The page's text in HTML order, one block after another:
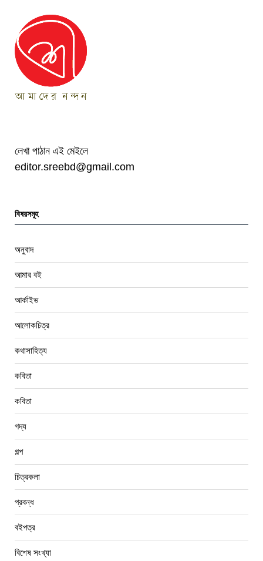
লেখা পাঠান এই মেইলে
editor.sreebd@gmail.com
বিষয়সমূহ
অনুবাদ
আমার বই
আর্কাইভ
আলোকচিত্র
কথাসাহিত্য
কবিতা
কবিতা
গদ্য
গল্প
চিত্রকলা
প্রবন্ধ
বইপত্র
বিশেষ সংখ্যা